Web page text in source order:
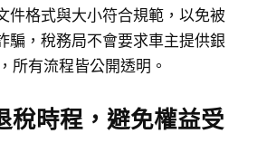
件格式與大小符合規範，以免被
騙，稅務局不會要求車主提供銀
所有流程皆公開透明。
稅時程，避免權益受